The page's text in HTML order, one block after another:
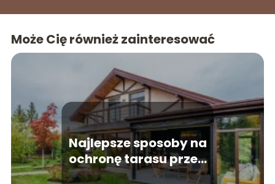
Może Cię również zainteresować
Najlepsze sposoby na
ochronę tarasu przed
wiatrem